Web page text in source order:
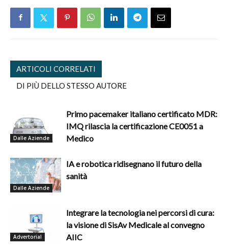
ARTICOLI CORRELATI
DI PIÙ DELLO STESSO AUTORE
Dalle Aziende
Primo pacemaker italiano certificato MDR:
IMQ rilascia la certificazione CE0051 a
Medico
Dalle Aziende
IA e robotica ridisegnano il futuro della
sanità
Advertorial
Integrare la tecnologia nei percorsi di cura:
la visione di SisAv Medicale al convegno
AIIC